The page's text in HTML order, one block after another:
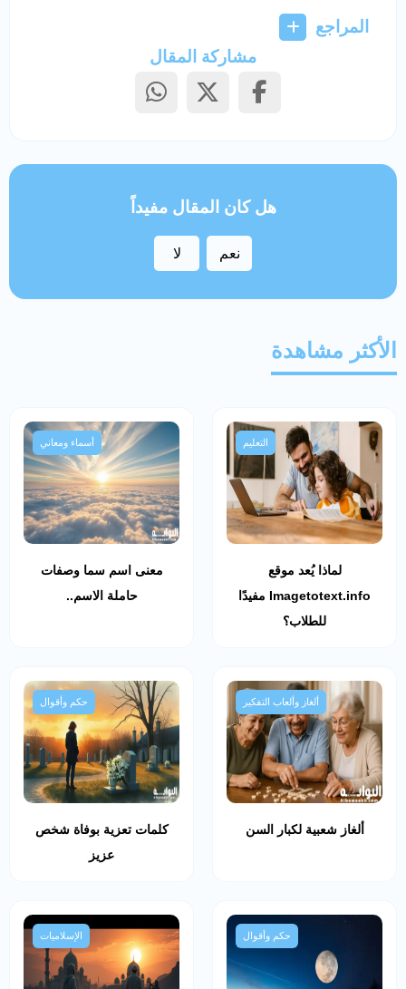
المراجع
مشاركة المقال
هل كان المقال مفيداً
نعم لا
الأكثر مشاهدة
التعليم
لماذا يُعد موقع
Imagetotext.info مفيدًا
للطلاب؟
أسماء ومعاني
معنى اسم سما وصفات
حاملة الاسم..
ألغاز وألعاب التفكير
ألغاز شعبية لكبار السن
حكم وأقوال
كلمات تعزية بوفاة شخص
عزيز
حكم وأقوال الإسلاميات